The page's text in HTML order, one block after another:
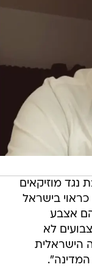
נגד מוזיקאים
כראוי בישראל
אצבע
לא
הישראלית